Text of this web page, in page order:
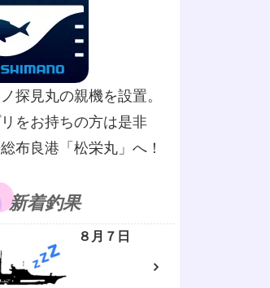
探見丸の親機を設置。
をお持ちの方は是非
布良港「松栄丸」へ！
新着釣果
８月７日